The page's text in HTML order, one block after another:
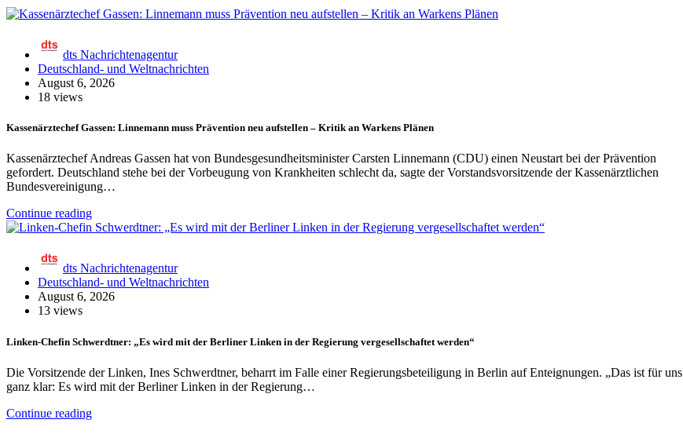
dts Nachrichtenagentur
Deutschland- und Weltnachrichten
August 6, 2026
18 views
Kassenärztechef Gassen: Linnemann muss Prävention neu aufstellen – Kritik an Warkens Plänen
Kassenärztechef Andreas Gassen hat von Bundesgesundheitsminister Carsten Linnemann (CDU) einen Neustart bei der Prävention
gefordert. Deutschland stehe bei der Vorbeugung von Krankheiten schlecht da, sagte der Vorstandsvorsitzende der Kassenärztlichen
Bundesvereinigung…
Continue reading
dts Nachrichtenagentur
Deutschland- und Weltnachrichten
August 6, 2026
13 views
Linken-Chefin Schwerdtner: „Es wird mit der Berliner Linken in der Regierung vergesellschaftet werden“
Die Vorsitzende der Linken, Ines Schwerdtner, beharrt im Falle einer Regierungsbeteiligung in Berlin auf Enteignungen. „Das ist für uns
ganz klar: Es wird mit der Berliner Linken in der Regierung…
Continue reading